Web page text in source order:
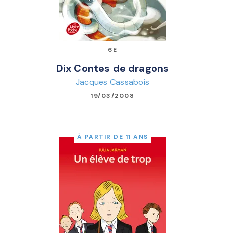
6E
Dix Contes de dragons
Jacques Cassabois
19/03/2008
À PARTIR DE 11 ANS